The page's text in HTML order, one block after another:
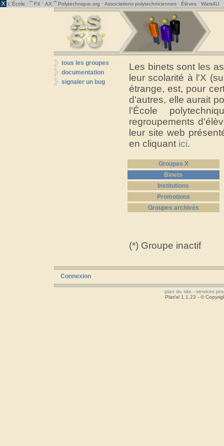
L'École · ˜˜ FX · AX ˜˜ Polytechnique.org · Associations polytechniciennes · Élèves · Wats4U
tous les groupes
documentation
signaler un bug
Les binets sont les
leur scolarité à l'X
étrange, est, pour
d'autres, elle aurait
l'École
regroupements
leur site web
en cliquant ici.
Groupes X
Binets
Institutions
Promotions
Groupes archivés
(*) Groupe inactif
Connexion
plan du site - services
Plat/al 1.1.23 - ©